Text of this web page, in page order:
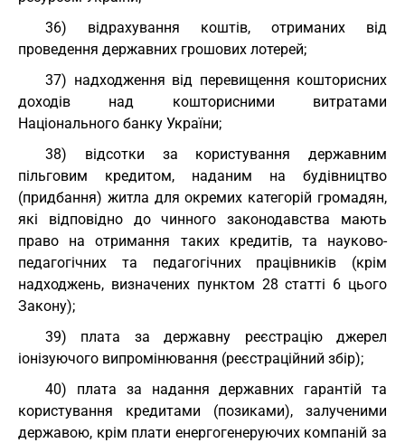
36) відрахування коштів, отриманих від
проведення державних грошових лотерей;
37) надходження від перевищення кошторисних
доходів над кошторисними витратами
Національного банку України;
38) відсотки за користування державним
пільговим кредитом, наданим на будівництво
(придбання) житла для окремих категорій громадян,
які відповідно до чинного законодавства мають
право на отримання таких кредитів, та науково-
педагогічних та педагогічних працівників (крім
надходжень, визначених пунктом 28 статті 6 цього
Закону);
39) плата за державну реєстрацію джерел
іонізуючого випромінювання (реєстраційний збір);
40) плата за надання державних гарантій та
користування кредитами (позиками), залученими
державою, крім плати енергогенеруючих компаній за